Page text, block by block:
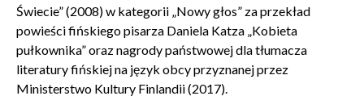
Świecie” (2008) w kategorii „Nowy głos” za przekład
powieści fińskiego pisarza Daniela Katza „Kobieta
pułkownika” oraz nagrody państwowej dla tłumacza
literatury fińskiej na język obcy przyznanej przez
Ministerstwo Kultury Finlandii (2017).